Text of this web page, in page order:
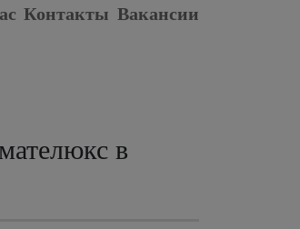
Контакты Вакансии
в